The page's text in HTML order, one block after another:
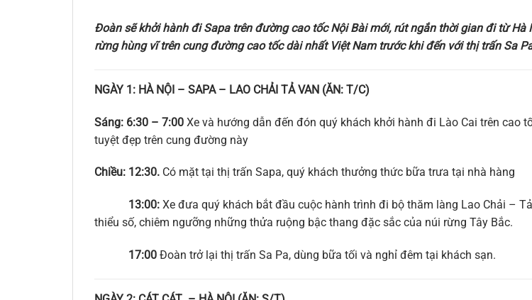
Đoàn sẽ khởi hành đi Sapa trên đường cao tốc Nội Bài mới, rút ngắn thời gian đi từ
rừng hùng vĩ trên cung đường cao tốc dài nhất Việt Nam trước khi đến với thị trấn Sa
NGÀY 1: HÀ NỘI – SAPA – LAO CHẢI TẢ VAN (ĂN: T/C)
Sáng: 6:30 – 7:00 Xe và hướng dẫn đến đón quý khách khởi hành đi Lào Cai trên cao
tuyệt đẹp trên cung đường này
Chiều: 12:30. Có mặt tại thị trấn Sapa, quý khách thưởng thức bữa trưa tại nhà hàng
13:00: Xe đưa quý khách bắt đầu cuộc hành trình đi bộ thăm làng Lao Chải –
thiểu số, chiêm ngưỡng những thửa ruộng bậc thang đặc sắc của núi rừng Tây Bắc.
17:00 Đoàn trở lại thị trấn Sa Pa, dùng bữa tối và nghỉ đêm tại khách sạn.